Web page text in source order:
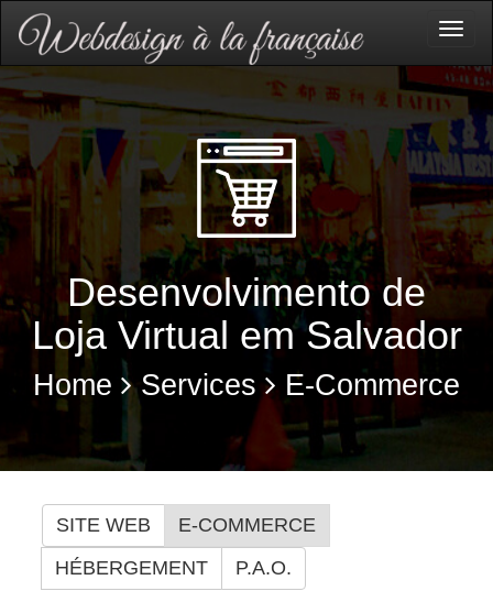
Desenvolvimento de
Loja Virtual em Salvador
Home Services E-Commerce
SITE WEB
E-COMMERCE
HÉBERGEMENT
P.A.O.